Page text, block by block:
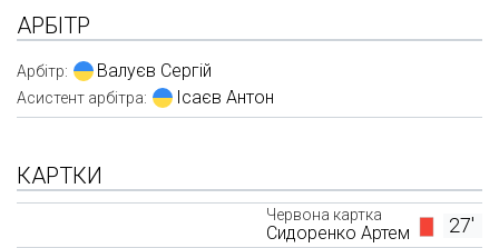
АРБІТР
Арбітр: Валуєв Сергій
Асистент арбітра: Ісаєв Антон
КАРТКИ
27'
Червона картка
Сидоренко Артем